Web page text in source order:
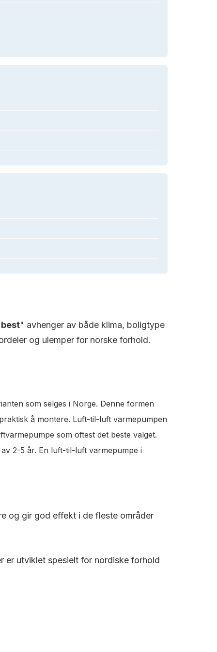
best" avhenger av både klima, boligtype
og ulemper for norske forhold.
som selges i Norge. Denne formen
å montere. Luft-til-luft varmepumpen
som oftest det beste valget.
2-5 år. En luft-til-luft varmepumpe i
og gir god effekt i de fleste områder
er utviklet spesielt for nordiske forhold